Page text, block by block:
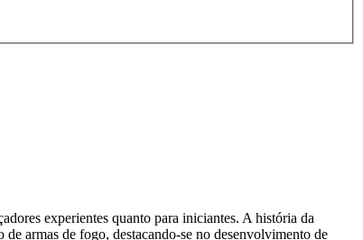
experientes quanto para iniciantes. A história da
armas de fogo, destacando-se no desenvolvimento de